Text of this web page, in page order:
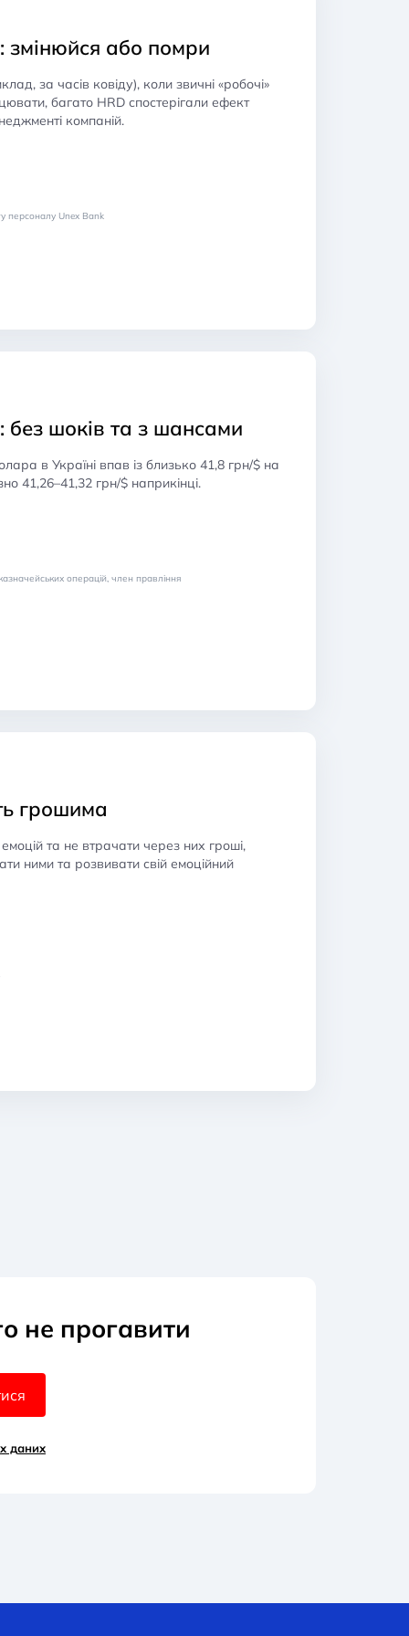
змінюйся або помри
за часів ковіду), коли звичні «робочі»
багато HRD спостерігали ефект
компаній.
персоналу Unex Bank
без шоків та з шансами
в Україні впав із близько 41,8 грн/$ на
41,26–41,32 грн/$ наприкінці.
операцій, член правління
грошима
та не втрачати через них гроші,
ними та розвивати свій емоційний
не прогавити
даних